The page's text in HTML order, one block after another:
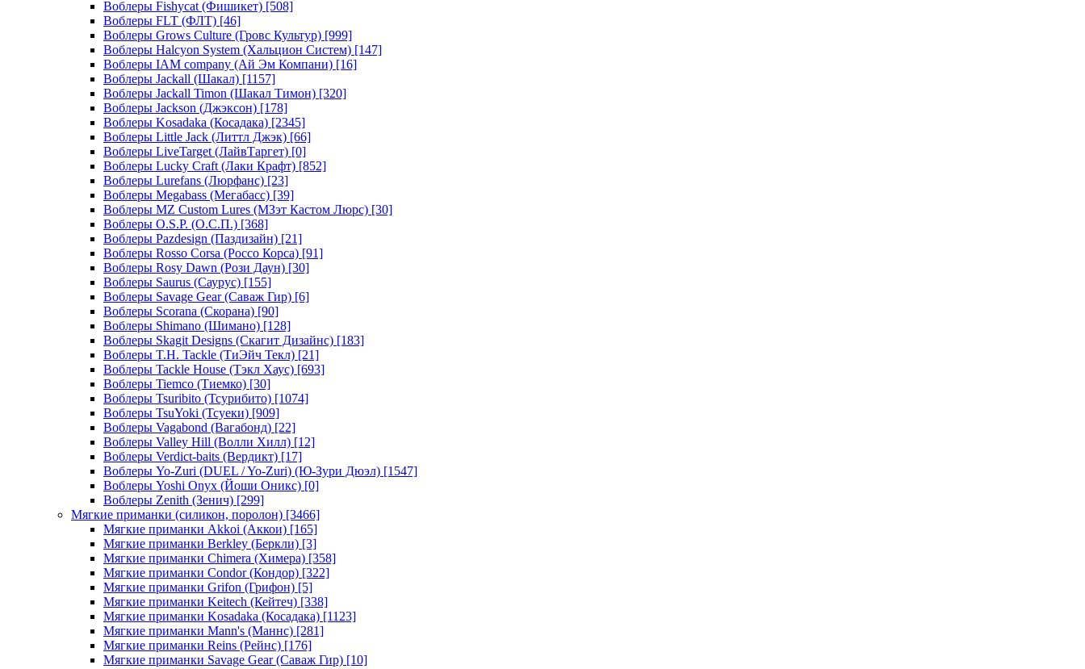
Воблеры Fishycat (Фишикет) [508]
Воблеры FLT (ФЛТ) [46]
Воблеры Grows Culture (Гровс Культур) [999]
Воблеры Halcyon System (Хальцион Систем) [147]
Воблеры IAM company (Ай Эм Компани) [16]
Воблеры Jackall (Шакал) [1157]
Воблеры Jackall Timon (Шакал Тимон) [320]
Воблеры Jackson (Джэксон) [178]
Воблеры Kosadaka (Косадака) [2345]
Воблеры Little Jack (Литтл Джэк) [66]
Воблеры LiveTarget (ЛайвТаргет) [0]
Воблеры Lucky Craft (Лаки Крафт) [852]
Воблеры Lurefans (Люрфанс) [23]
Воблеры Megabass (Мегабасс) [39]
Воблеры MZ Custom Lures (МЗэт Кастом Люрс) [30]
Воблеры O.S.P. (О.С.П.) [368]
Воблеры Pazdesign (Паздизайн) [21]
Воблеры Rosso Corsa (Россо Корса) [91]
Воблеры Rosy Dawn (Рози Даун) [30]
Воблеры Saurus (Саурус) [155]
Воблеры Savage Gear (Саваж Гир) [6]
Воблеры Scorana (Скорана) [90]
Воблеры Shimano (Шимано) [128]
Воблеры Skagit Designs (Скагит Дизайнс) [183]
Воблеры T.H. Tackle (ТиЭйч Текл) [21]
Воблеры Tackle House (Тэкл Хаус) [693]
Воблеры Tiemco (Тиемко) [30]
Воблеры Tsuribito (Тсурибито) [1074]
Воблеры TsuYoki (Тсуеки) [909]
Воблеры Vagabond (Вагабонд) [22]
Воблеры Valley Hill (Волли Хилл) [12]
Воблеры Verdict-baits (Вердикт) [17]
Воблеры Yo-Zuri (DUEL / Yo-Zuri) (Ю-Зури Дюэл) [1547]
Воблеры Yoshi Onyx (Йоши Оникс) [0]
Воблеры Zenith (Зенич) [299]
Мягкие приманки (силикон, поролон) [3466]
Мягкие приманки Akkoi (Аккои) [165]
Мягкие приманки Berkley (Беркли) [3]
Мягкие приманки Chimera (Химера) [358]
Мягкие приманки Condor (Кондор) [322]
Мягкие приманки Grifon (Грифон) [5]
Мягкие приманки Keitech (Кейтеч) [338]
Мягкие приманки Kosadaka (Косадака) [1123]
Мягкие приманки Mann's (Маннс) [281]
Мягкие приманки Reins (Рейнс) [176]
Мягкие приманки Savage Gear (Саваж Гир) [10]